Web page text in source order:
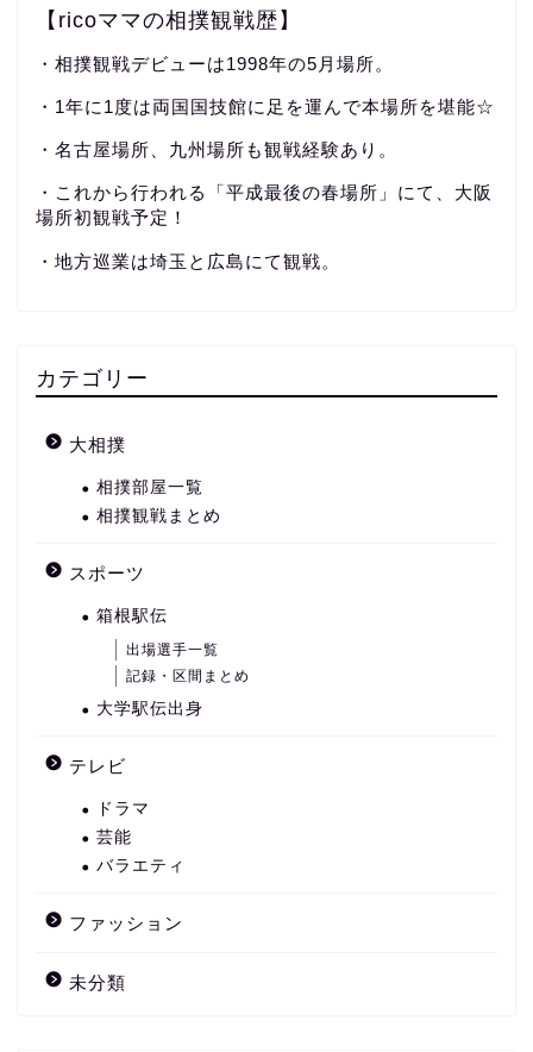
【ricoママの相撲観戦歴】
・相撲観戦デビューは1998年の5月場所。
・1年に1度は両国国技館に足を運んで本場所を堪能☆
・名古屋場所、九州場所も観戦経験あり。
・これから行われる「平成最後の春場所」にて、大阪
場所初観戦予定！
・地方巡業は埼玉と広島にて観戦。
カテゴリー
大相撲
相撲部屋一覧
相撲観戦まとめ
スポーツ
箱根駅伝
出場選手一覧
記録・区間まとめ
大学駅伝出身
テレビ
ドラマ
芸能
バラエティ
ファッション
未分類